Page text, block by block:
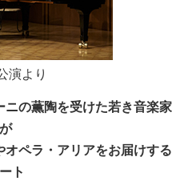
演より
の薫陶を受けた若き音楽家
オペラ・アリアをお届けする
ト